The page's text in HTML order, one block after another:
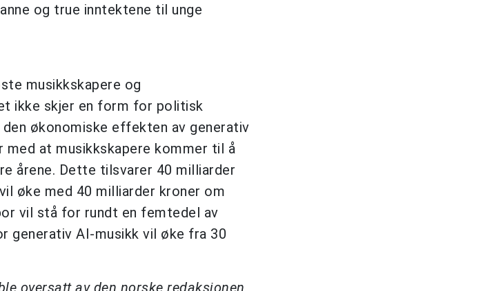
og true inntektene til unge
musikkskapere og
ikke skjer en form for politisk
økonomiske effekten av generativ
at musikkskapere kommer til å
årene. Dette tilsvarer 40 milliarder
øke med 40 milliarder kroner om
vil stå for rundt en femtedel av
generativ AI-musikk vil øke fra 30
oversatt av den norske redaksjonen